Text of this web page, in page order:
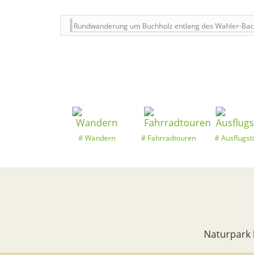
Rundwanderung um Buchholz entlang des Wahler-
Wandern Fahrradtouren
Naturpark